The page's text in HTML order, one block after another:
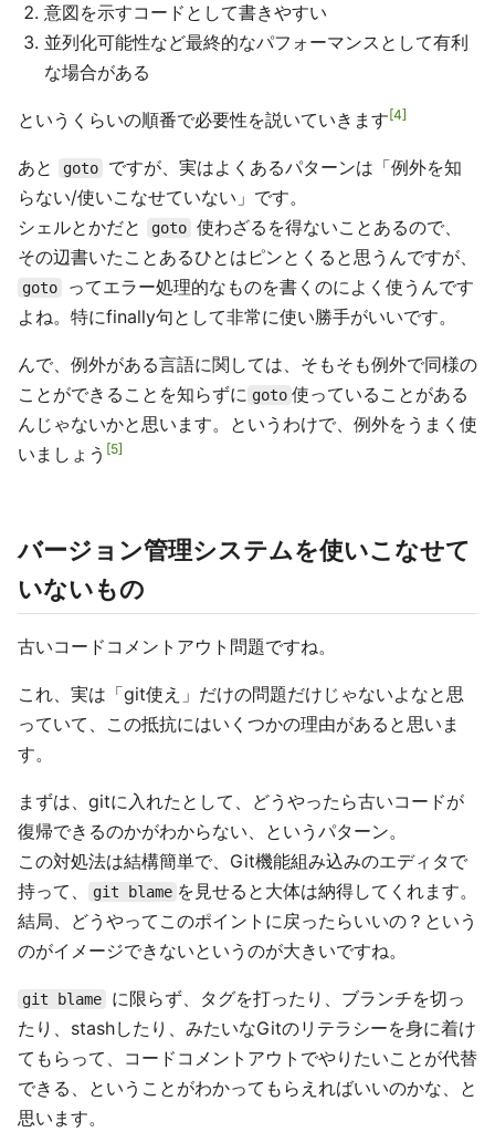
意図を示すコードとして書きやすい
並列化可能性など最終的なパフォーマンスとして有利
な場合がある
というくらいの順番で必要性を説いていきます 4
あと goto
ですが、実はよくあるパターンは「例外を知
らない/使いこなせていない」です。
シェルとかだと
goto 使わざるを得ないことあるので、
その辺書いたことあるひとはピンとくると思うんですが、
goto
ってエラー処理的なものを書くのによく使うんです
よね。特にfinally句として非常に使い勝手がいいです。
んで、例外がある言語に関しては、そもそも例外で同様の
ことができることを知らずに goto 使っていることがある
んじゃないかと思います。というわけで、例外をうまく使
いましょう 5
バージョン管理システムを使いこなせて
いないもの
古いコードコメントアウト問題ですね。
これ、実は「git使え」だけの問題だけじゃないよなと思
っていて、この抵抗にはいくつかの理由があると思いま
す。
まずは、gitに入れたとして、どうやったら古いコードが
復帰できるのかがわからない、というパターン。
この対処法は結構簡単で、Git機能組み込みのエディタで
持って、
git blame を見せると大体は納得してくれます。
結局、どうやってこのポイントに戻ったらいいの？という
のがイメージできないというのが大きいですね。
git blame
に限らず、タグを打ったり、ブランチを切っ
たり、stashしたり、みたいなGitのリテラシーを身に着け
てもらって、コードコメントアウトでやりたいことが代替
できる、ということがわかってもらえればいいのかな、と
思います。